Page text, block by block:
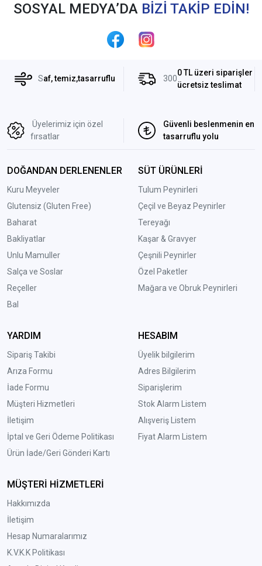
SOSYAL MEDYA’DA BİZİ TAKİP EDİN!
Saf, temiz,tasarruflu 300
0 TL üzeri siparişler
ücretsiz teslimat
Üyelerimiz için özel
fırsatlar
Güvenli beslenmenin en
tasarruflu yolu
DOĞANDAN DERLENENLER
Kuru Meyveler
Glutensiz (Gluten Free)
Baharat
Bakliyatlar
Unlu Mamuller
Salça ve Soslar
Reçeller
Bal
SÜT ÜRÜNLERİ
Tulum Peynirleri
Çeçil ve Beyaz Peynirler
Tereyağı
Kaşar & Gravyer
Çeşnili Peynirler
Özel Paketler
Mağara ve Obruk Peynirleri
YARDIM
Sipariş Takibi
Arıza Formu
İade Formu
Müşteri Hizmetleri
İletişim
İptal ve Geri Ödeme Politikası
Ürün İade/Geri Gönderi Kartı
HESABIM
Üyelik bilgilerim
Adres Bilgilerim
Siparişlerim
Stok Alarm Listem
Alışveriş Listem
Fiyat Alarm Listem
MÜŞTERİ HİZMETLERİ
Hakkımızda
İletişim
Hesap Numaralarımız
K.V.K.K Politikası